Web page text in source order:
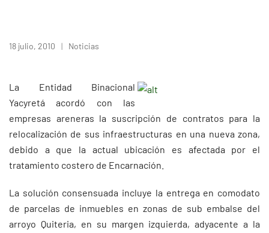
18 julio, 2010 Noticias
La Entidad Binacional
Yacyretá acordó con las
empresas areneras la suscripción de contratos para la
relocalización de sus infraestructuras en una nueva zona,
debido a que la actual ubicación es afectada por el
tratamiento costero de Encarnación.
La solución consensuada incluye la entrega en comodato
de parcelas de inmuebles en zonas de sub embalse del
arroyo Quiteria, en su margen izquierda, adyacente a la